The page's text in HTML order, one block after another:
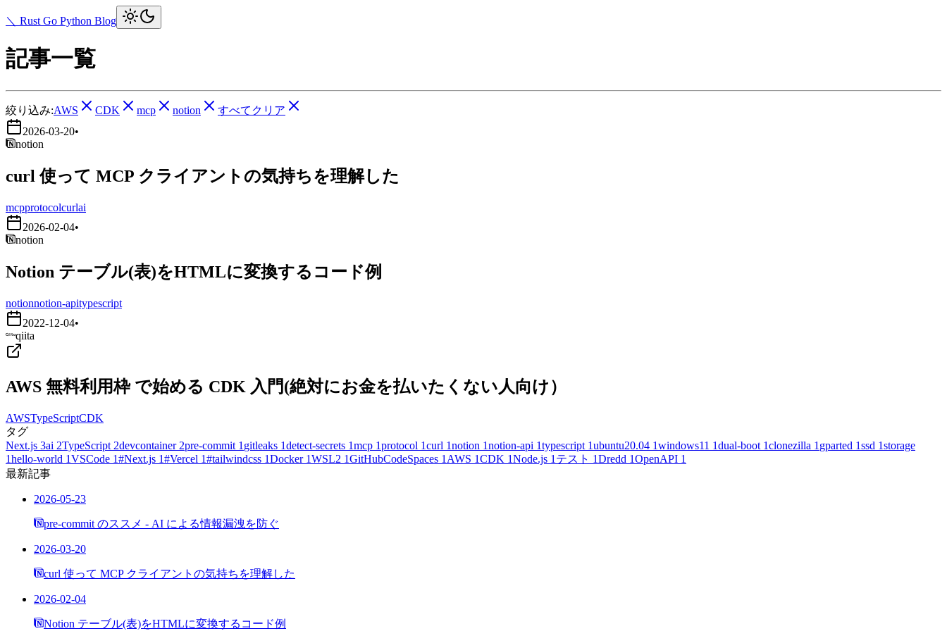
＼ Rust Go Python Blog
記事一覧
絞り込み:AWS CDK mcp notion
すべてクリア
2026-03-20•
notion
curl 使って MCP クライアントの気持ちを理解した
mcpprotocolcurlai
2026-02-04•
notion
Notion テーブル(表)をHTMLに変換するコード例
notionnotion-apitypescript
2022-12-04•
qiita
AWS 無料利用枠 で始める CDK 入門(絶対にお金を払いたくない人向け）
AWSTypeScriptCDK
タグ
Next.js 3ai 2TypeScript 2devcontainer 2pre-commit 1 gitleaks 1detect-secrets 1mcp 1protocol 1curl 1notion 1notion-api 1typescript 1ubuntu20.04 1windows11 1dual-boot 1clonezilla 1 gparted 1ssd 1storage
1hello-world 1VSCode 1#Next.js 1#Vercel 1#tailwindcss 1Docker 1WSL2 1GitHubCodeSpaces 1 AWS 1CDK 1Node.js 1 テスト 1Dredd 1OpenAPI 1
最新記事
2026-05-23
pre-commit のススメ - AI による情報漏洩を防ぐ
2026-03-20
curl 使って MCP クライアントの気持ちを理解した
2026-02-04
Notion テーブル(表)をHTMLに変換するコード例